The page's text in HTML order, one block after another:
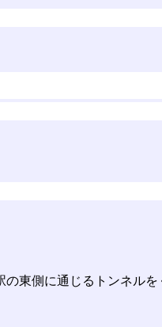
東側に通じるトンネルを